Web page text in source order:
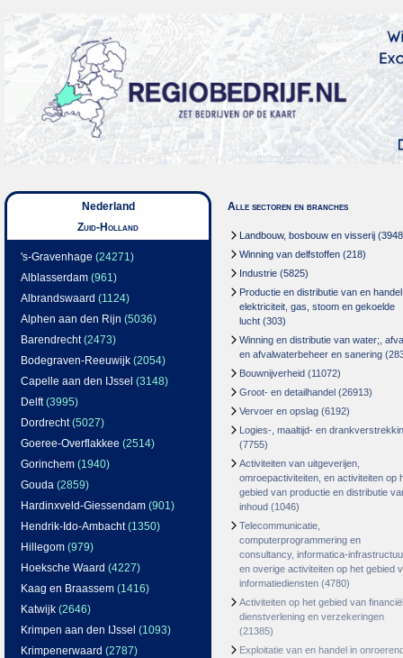
Nederland
Zuid-Holland
's-Gravenhage (24271)
Alblasserdam (961)
Albrandswaard (1124)
Alphen aan den Rijn (5036)
Barendrecht(2473)
Bodegraven-Reeuwijk (2054)
Capelle aan den IJssel (3148)
Delft(3995)
Dordrecht(5027)
Goeree-Overflakkee (2514)
Gorinchem (1940)
Gouda (2859)
Hardinxveld-Giessendam (901)
Hendrik-Ido-Ambacht(1350)
Hillegom (979)
Hoeksche Waard (4227)
Kaag en Braassem (1416)
Katwijk (2646)
Krimpen aan den IJssel (1093)
Krimpenerwaard (2787)
Alle sectoren en branches
Landbouw, bosbouw en visserij
Winning van delfstoffen (218)
Industrie (5825)
Productie en distributie van en
elektriciteit, gas, stoom en gekoelde
lucht (303)
Winning en distributie van water;,
en afvalwaterbeheer en sanering
Bouwnijverheid (11072)
Groot- en detailhandel (26913)
Vervoer en opslag (6192)
Logies-, maaltijd- en
(7755)
Activiteiten van uitgeverijen,
omroepactiviteiten, en activiteiten op
gebied van productie en distributie
inhoud (1046)
Telecommunicatie,
computerprogrammering en
consultancy, informatica-
en overige activiteiten op het gebied
informatiediensten (4780)
Activiteiten op het gebied van
dienstverlening en verzekeringen
(21385)
Exploitatie van en handel in